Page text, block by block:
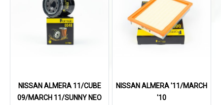
NISSAN ALMERA 11/CUBE
09/MARCH 11/SUNNY NEO
NISSAN ALMERA '11/MARCH
'10